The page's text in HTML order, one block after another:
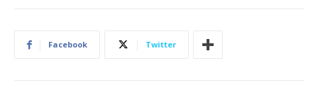
Facebook Twitter